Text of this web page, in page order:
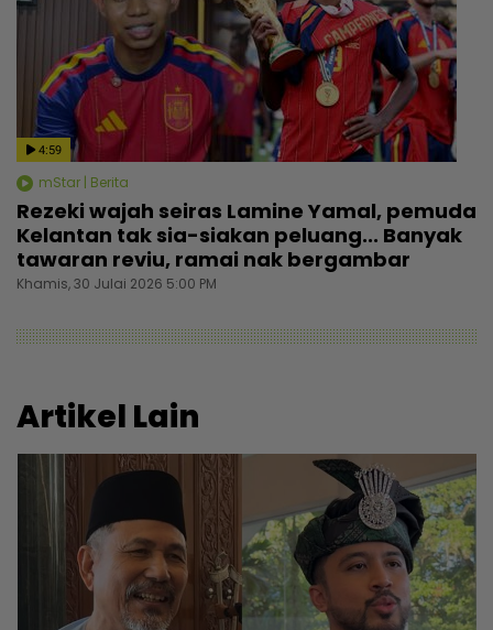
4:59
mStar | Berita
Rezeki wajah seiras Lamine Yamal, pemuda
Kelantan tak sia-siakan peluang... Banyak
tawaran reviu, ramai nak bergambar
Khamis, 30 Julai 2026 5:00 PM
Artikel Lain